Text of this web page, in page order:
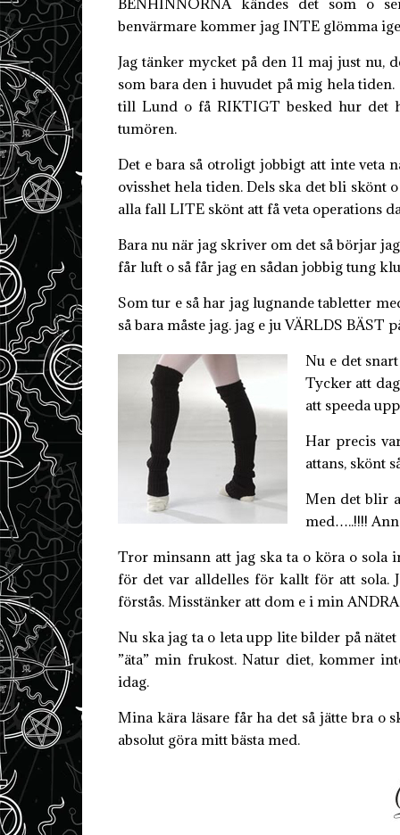
BENHINNORNA kändes det som o
benvärmare kommer jag INTE glömma
Jag tänker mycket på den 11 maj just nu,
som bara den i huvudet på mig hela tiden.
till Lund o få RIKTIGT besked hur det
tumören.
Det e bara så otroligt jobbigt att inte veta
ovisshet hela tiden. Dels ska det bli skönt
alla fall LITE skönt att få veta operations
Bara nu när jag skriver om det så börjar
får luft o så får jag en sådan jobbig tung
Som tur e så har jag lugnande tabletter
så bara måste jag. jag e ju VÄRLDS
Nu e det
Tycker att
att speeda
Har precis
attans, skönt
Men det blir
med…..!!!!
Tror minsann att jag ska ta o köra o
för det var alldelles för kallt för att sola.
förstås. Misstänker att dom e i min
Nu ska jag ta o leta upp lite bilder på
”äta” min frukost. Natur diet, kommer
idag.
Mina kära läsare får ha det så jätte bra o
absolut göra mitt bästa med.